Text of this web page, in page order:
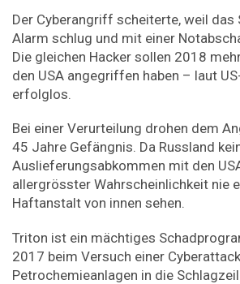
Der Cyberangriff scheiterte, weil
Alarm schlug und mit einer
Die gleichen Hacker sollen 2018
den USA angegriffen haben – laut
erfolglos.
Bei einer Verurteilung drohen dem
45 Jahre Gefängnis. Da Russland
Auslieferungsabkommen mit den
allergrösster Wahrscheinlichkeit nie
Haftanstalt von innen sehen.
Triton ist ein mächtiges
2017 beim Versuch einer
Petrochemieanlagen in die